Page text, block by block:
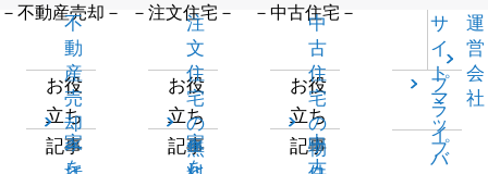
－不動産売却－
不
動
産
売
却
一
お役
立ち
記事
家
を
－注文住宅－
注
文
住
宅
の
無
お役
立ち
記事
家
を
－中古住宅－
中
古
住
宅
の
物
お役
立ち
記事
中
古
サ
イ
ト
マ
ッ
プ
運
営
会
社
プ
ラ
イ
バ